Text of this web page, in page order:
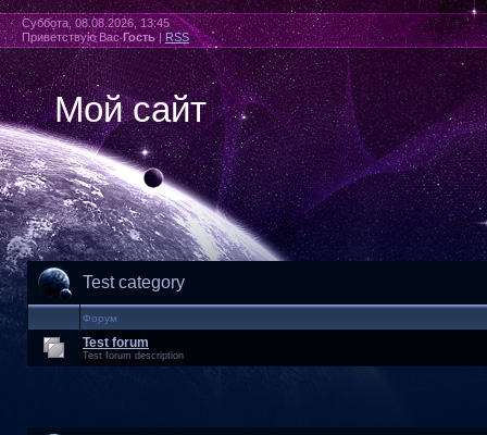
Суббота, 08.08.2026, 13:45
Приветствую Вас Гость|RSS
Мой сайт
Test category
Форум
Test forum
Test forum description